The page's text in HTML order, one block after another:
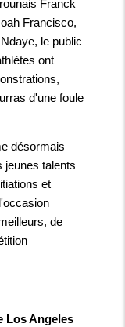
Franck
Francisco,
le public
ont
d'une foule
désormais
jeunes talents
et
de
Los Angeles